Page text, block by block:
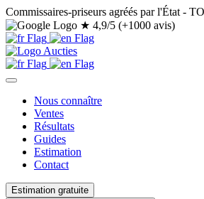
Commissaires-priseurs agréés par l'État -
★ 4,9/5 (+1000 avis)
Nous connaître
Ventes
Résultats
Guides
Estimation
Contact
Estimation gratuite